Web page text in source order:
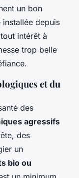
un bon
depuis
intérêt à
trop belle
et du
des
agressifs
des
un
bio ou